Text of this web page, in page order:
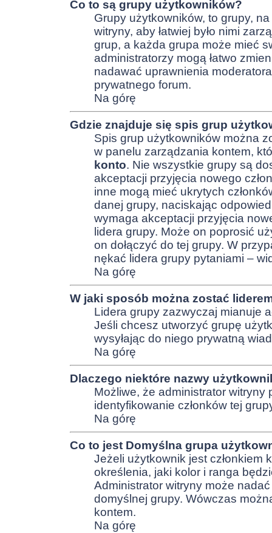
Co to są grupy użytkowników?
Grupy użytkowników, to grupy,
witryny, aby łatwiej było nimi
grup, a każda grupa może mieć
administratorzy mogą łatwo
nadawać uprawnienia
prywatnego forum.
Na górę
Gdzie znajduje się spis grup
Spis grup użytkowników można
w panelu zarządzania kontem,
konto. Nie wszystkie grupy są
akceptacji przyjęcia nowego
inne mogą mieć ukrytych
danej grupy, naciskając
wymaga akceptacji przyjęcia
lidera grupy. Może on poprosić
on dołączyć do tej grupy. W
nękać lidera grupy pytaniami –
Na górę
W jaki sposób można zostać
Lidera grupy zazwyczaj mianuje
Jeśli chcesz utworzyć grupę
wysyłając do niego prywatną
Na górę
Dlaczego niektóre nazwy
Możliwe, że administrator witryny
identyfikowanie członków tej
Na górę
Co to jest Domyślna grupa
Jeżeli użytkownik jest członkiem
określenia, jaki kolor i ranga
Administrator witryny może
domyślnej grupy. Wówczas
kontem.
Na górę